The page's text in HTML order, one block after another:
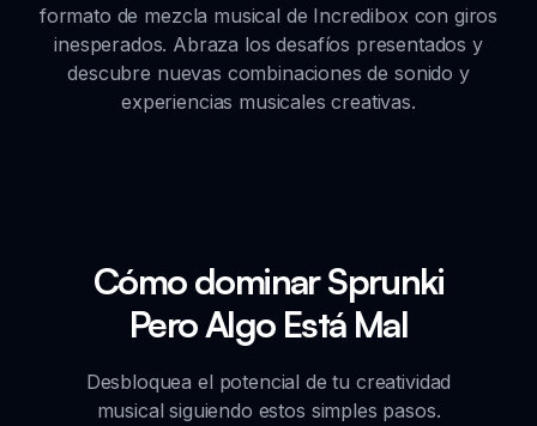
formato de mezcla musical de Incredibox con giros
inesperados. Abraza los desafíos presentados y
descubre nuevas combinaciones de sonido y
experiencias musicales creativas.
Cómo dominar Sprunki
Pero Algo Está Mal
Desbloquea el potencial de tu creatividad
musical siguiendo estos simples pasos.